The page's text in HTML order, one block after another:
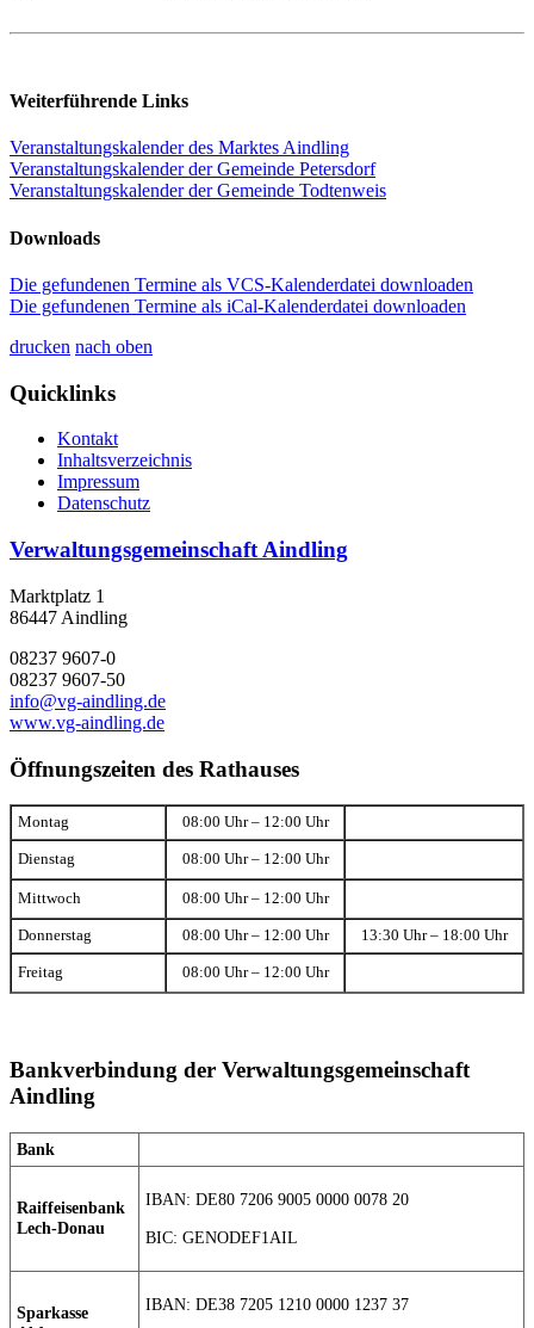
Weiterführende Links
Veranstaltungskalender des Marktes Aindling
Veranstaltungskalender der Gemeinde Petersdorf
Veranstaltungskalender der Gemeinde Todtenweis
Downloads
Die gefundenen Termine als VCS-Kalenderdatei downloaden
Die gefundenen Termine als iCal-Kalenderdatei downloaden
drucken nach oben
Quicklinks
Kontakt
Inhaltsverzeichnis
Impressum
Datenschutz
Verwaltungsgemeinschaft Aindling
Marktplatz 1
86447 Aindling
08237 9607-0
08237 9607-50
info@vg-aindling.de
www.vg-aindling.de
Öffnungszeiten des Rathauses
Montag 08:00 Uhr – 12:00 Uhr
Dienstag 08:00 Uhr – 12:00 Uhr
Mittwoch 08:00 Uhr – 12:00 Uhr
Donnerstag 08:00 Uhr – 12:00 Uhr 13:30 Uhr – 18:00 Uhr
Freitag 08:00 Uhr – 12:00 Uhr
Bankverbindung der Verwaltungsgemeinschaft
Aindling
Bank
Raiffeisenbank
Lech-Donau
IBAN: DE80 7206 9005 0000 0078 20
BIC: GENODEF1AIL
Sparkasse
IBAN: DE38 7205 1210 0000 1237 37